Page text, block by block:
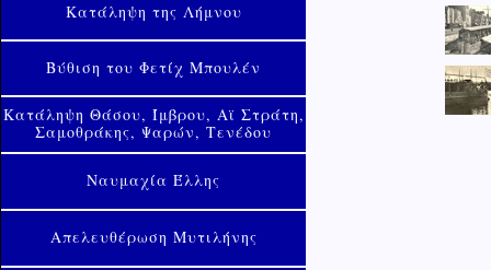
Κατάληψη της Λήμνου
Βύθιση του Φετίχ Μπουλέν
Κατάληψη Θάσου, Ίμβρου, Αϊ Στράτη,
Σαμοθράκης, Ψαρών, Τενέδου
Ναυμαχία Έλλης
Απελευθέρωση Μυτιλήνης